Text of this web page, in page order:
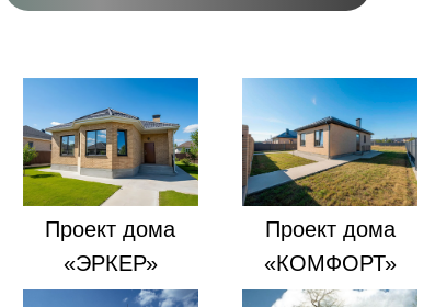
Проект дома
«ЭРКЕР»
Проект дома
«КОМФОРТ»